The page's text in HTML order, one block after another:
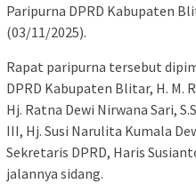
Paripurna DPRD Kabupaten
(03/11/2025).
Rapat paripurna tersebut
DPRD Kabupaten Blitar, H. M.
Hj. Ratna Dewi Nirwana Sari,
III, Hj. Susi Narulita Kumala
Sekretaris DPRD, Haris
jalannya sidang.